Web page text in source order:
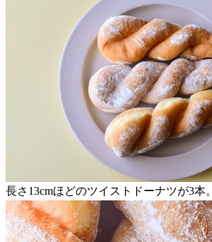
長さ13cmほどのツイストドーナツが3本。